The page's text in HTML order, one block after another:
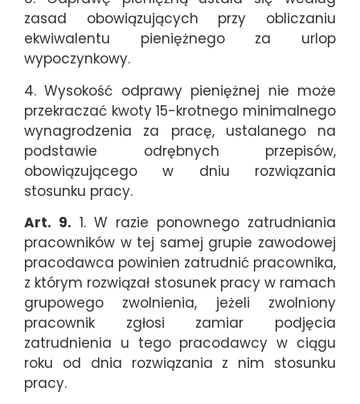
zasad obowiązujących przy obliczaniu
ekwiwalentu pieniężnego za urlop
wypoczynkowy.
4. Wysokość odprawy pieniężnej nie może
przekraczać kwoty 15-krotnego minimalnego
wynagrodzenia za pracę, ustalanego na
podstawie odrębnych przepisów,
obowiązującego w dniu rozwiązania
stosunku pracy.
Art. 9. 1. W razie ponownego zatrudniania
pracowników w tej samej grupie zawodowej
pracodawca powinien zatrudnić pracownika,
z którym rozwiązał stosunek pracy w ramach
grupowego zwolnienia, jeżeli zwolniony
pracownik zgłosi zamiar podjęcia
zatrudnienia u tego pracodawcy w ciągu
roku od dnia rozwiązania z nim stosunku
pracy.